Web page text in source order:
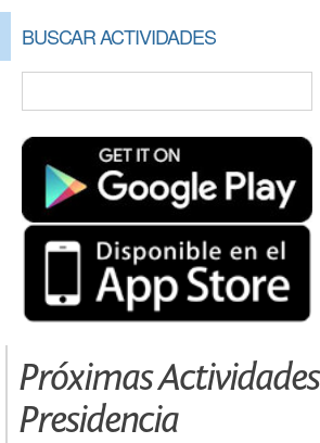
BUSCAR ACTIVIDADES
Próximas Actividades
Presidencia